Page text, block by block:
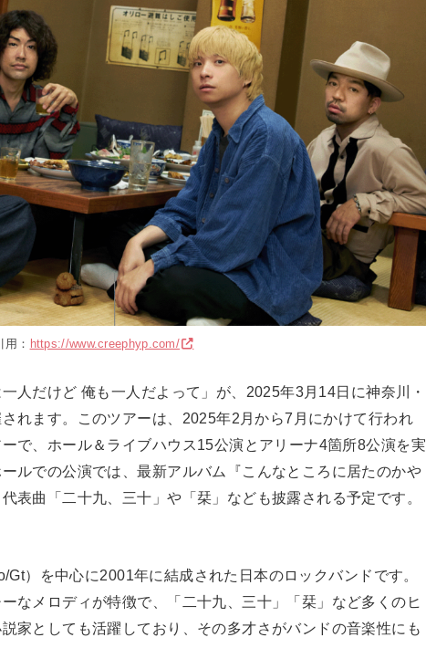
用： https://www.creephyp.com/
人だけど 俺も一人だよって」が、2025年3月14日に神奈川・
れます。このツアーは、2025年2月から7月にかけて行われ
で、ホール＆ライブハウス15公演とアリーナ4箇所8公演を実
ルでの公演では、最新アルバム『こんなところに居たのかや
表曲「二十九、三十」や「栞」なども披露される予定です。
）を中心に2001年に結成された日本のロックバンドです。
なメロディが特徴で、「二十九、三十」「栞」など多くのヒ
家としても活躍しており、その多才さがバンドの音楽性にも